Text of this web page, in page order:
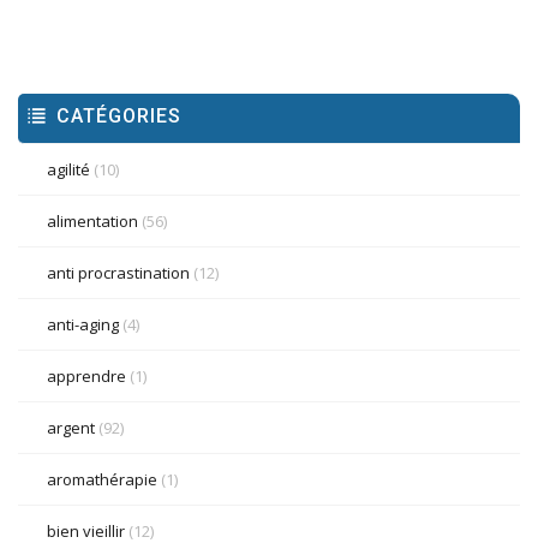
CATÉGORIES
agilité (10)
alimentation (56)
anti procrastination (12)
anti-aging (4)
apprendre (1)
argent (92)
aromathérapie (1)
bien vieillir (12)